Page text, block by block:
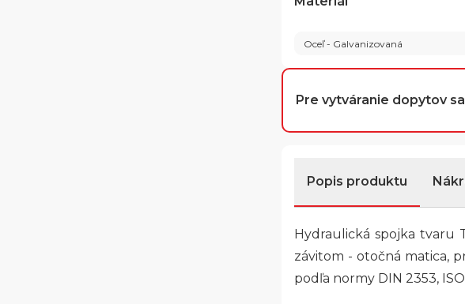
Oceľ - Galvanizovaná
Pre vytváranie dopytov
Popis produktu
Hydraulická spojka tvaru
závitom - otočná matica,
podľa normy DIN 2353,